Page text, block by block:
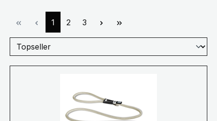
Seite
1 Seite
2 Seite
3